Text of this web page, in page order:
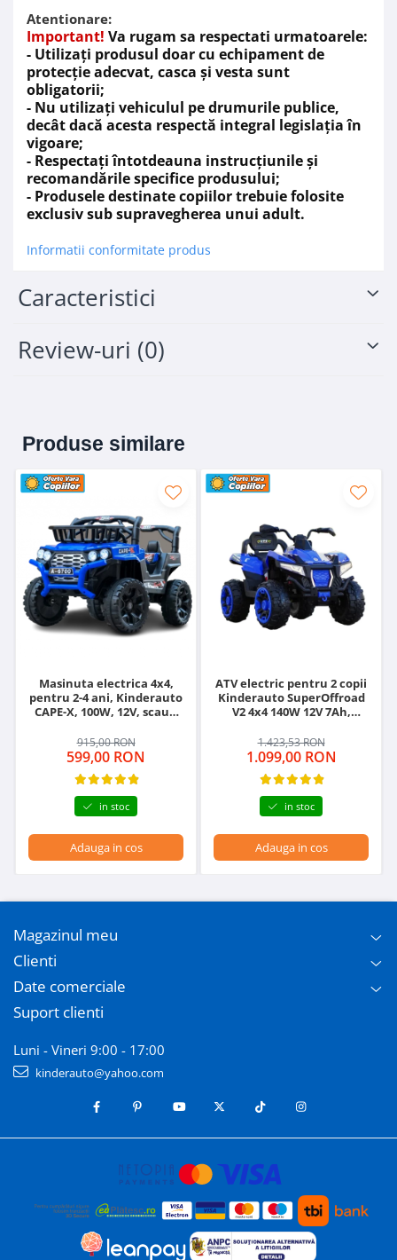
pentru a conduce)
Transmisie pe lant
Timp de încărcare 6-8 ore
Amortizoare independentefata
Amotizor central
Frana cu2 discuri independente fata
Frana cu1 disc central spate
Anvelopă fata 13x4.10-6
Anvelopa spate 13x4.10-6
Înălțime scaun v. podea500 mm
Latimea coarnelor575 mm
Distanta Picior v. Sezut320 mm
Greutate proprie50.4 kg
Dimensiunile produsul montat
PosibilitateRETUR
Atentionare:
Important! Va rugam sa respectati urmatoarele:
- Utilizați produsul doar cu echipament de
protecție adecvat, casca și vesta sunt
obligatorii;
- Nu utilizați vehiculul pe drumurile publice,
decât dacă acesta respectă integral legislația în
vigoare;
- Respectați întotdeauna instrucțiunile și
recomandările specifice produsului;
- Produsele destinate copiilor trebuie folosite
exclusiv sub supravegherea unui adult.
Informatii conformitate produs
Caracteristici
Review-uri (0)
Produse similare
Masinuta electrica 4x4,
pentru 2-4 ani, Kinderauto
CAPE-X, 100W, 12V, scaun
915,00 RON
599,00 RON
in stoc
Adauga in cos
ATV electric pentru 2 copii
Kinderauto SuperOffroad
V2 4x4 140W 12V 7Ah,
1.423,53 RON
1.099,00 RON
in stoc
Adauga in cos
Magazinul meu
Clienti
Date comerciale
Suport clienti
Luni - Vineri 9:00 - 17:00
kinderauto@yahoo.com